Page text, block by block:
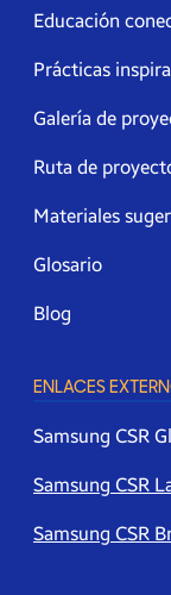
Educación
Prácticas
Galería de
Ruta de
Materiales
Glosario
Blog
ENLACES
Samsung CSR
Samsung CSR
Samsung CSR